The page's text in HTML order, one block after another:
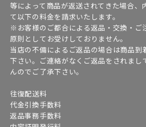
等によって商品が返送されてきた場合、
て以下の料金を請求いたします。
※お客様のご都合による返品・交換・ご
原則としてお受けしておりません。
当店の不備によるご返品の場合は商品到
下さい。ご連絡がなくご返品をされまし
んのでご了承下さい。
往復配送料
代金引換手数料
返品事務手数料